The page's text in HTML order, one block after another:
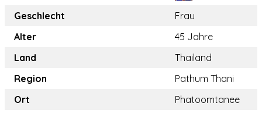
Geschlecht
Frau
Alter
45 Jahre
Land
Thailand
Region
Pathum Thani
Ort
Phatoomtanee